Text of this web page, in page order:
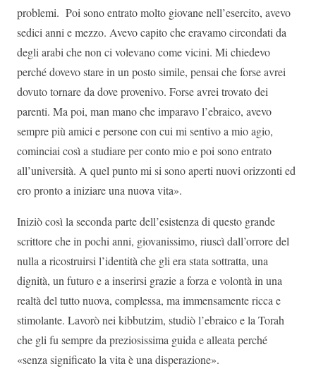
problemi. Poi sono entrato molto giovane nell’esercito, avevo
sedici anni e mezzo. Avevo capito che eravamo circondati da
degli arabi che non ci volevano come vicini. Mi chiedevo
perché dovevo stare in un posto simile, pensai che forse avrei
dovuto tornare da dove provenivo. Forse avrei trovato dei
parenti. Ma poi, man mano che imparavo l’ebraico, avevo
sempre più amici e persone con cui mi sentivo a mio agio,
cominciai così a studiare per conto mio e poi sono entrato
all’università. A quel punto mi si sono aperti nuovi orizzonti ed
ero pronto a iniziare una nuova vita».
Iniziò così la seconda parte dell’esistenza di questo grande
scrittore che in pochi anni, giovanissimo, riuscì dall’orrore del
nulla a ricostruirsi l’identità che gli era stata sottratta, una
dignità, un futuro e a inserirsi grazie a forza e volontà in una
realtà del tutto nuova, complessa, ma immensamente ricca e
stimolante. Lavorò nei kibbutzim, studiò l’ebraico e la Torah
che gli fu sempre da preziosissima guida e alleata perché
«senza significato la vita è una disperazione».